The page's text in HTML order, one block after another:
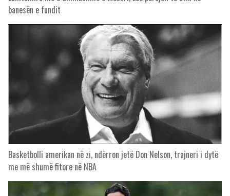
banesën e fundit
Basketbolli amerikan në zi, ndërron jetë Don Nelson, trajneri i dytë
me më shumë fitore në NBA